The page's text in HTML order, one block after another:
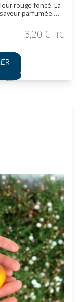
rouge foncé. La
parfumée.
3,20 € TTC